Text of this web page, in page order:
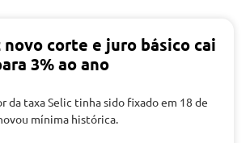
novo corte e juro básico cai
3% ao ano
da taxa Selic tinha sido fixado em 18 de
mínima histórica.